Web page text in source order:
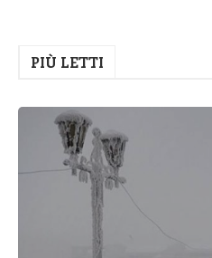
PIÙ LETTI